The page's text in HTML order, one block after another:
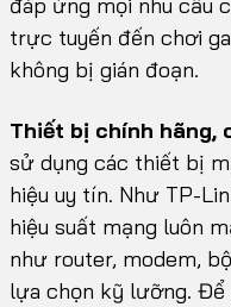
trực tuyến đến chơi
không bị gián đoạn.
Thiết bị chính hãng,
sử dụng các thiết bị
hiệu uy tín. Như TP-
hiệu suất mạng luôn
như router, modem,
lựa chọn kỹ lưỡng.